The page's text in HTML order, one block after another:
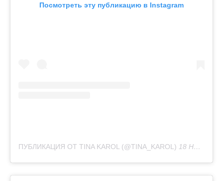
Посмотреть эту публикацию в Instagram
ПУБЛИКАЦИЯ ОТ TINA KAROL (@TINA_KAROL) 18 НОЯ 2019 В 8:23 PST